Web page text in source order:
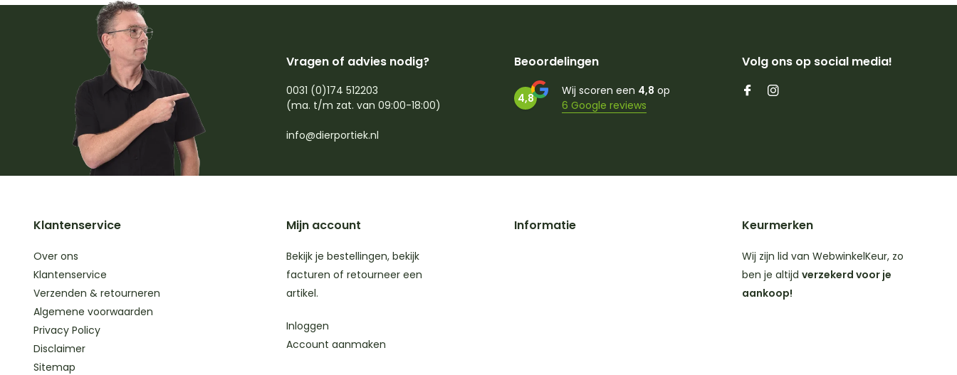
Vragen of advies nodig?
0031 (0)174 512203
(ma. t/m zat. van 09:00-18:00)
info@dierportiek.nl
Beoordelingen
4,8
Wij scoren een 4,8 op
6 Google reviews
Volg ons op social media!
Klantenservice
Over ons
Klantenservice
Verzenden & retourneren
Algemene voorwaarden
Privacy Policy
Disclaimer
Sitemap
Mijn account
Bekijk je bestellingen, bekijk
facturen of retourneer een
artikel.
Inloggen
Account aanmaken
Informatie Keurmerken
Wij zijn lid van WebwinkelKeur, zo
ben je altijd verzekerd voor je
aankoop!